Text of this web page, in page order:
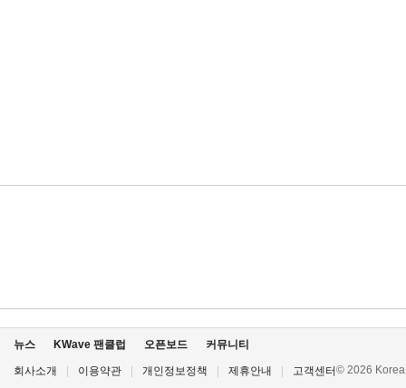
뉴스 KWave 팬클럽 오픈보드 커뮤니티
회사소개 이용약관 개인정보정책 제휴안내 고객센터© 2026